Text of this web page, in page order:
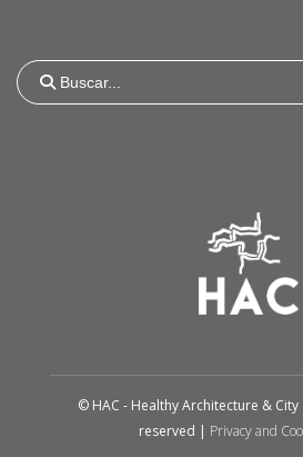
© HAC - Healthy Architecture & City
reserved | Privacy and